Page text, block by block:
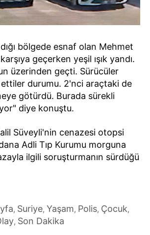
bölgede esnaf olan Mehmet
geçerken yeşil ışık yandı.
üzerinden geçti. Sürücüler
durumu. 2'nci araçtaki de
götürdü. Burada sürekli
diye konuştu.
Süveyli'nin cenazesi otopsi
Adli Tıp Kurumu morguna
ilgili soruşturmanın sürdüğü
, Suriye, Yaşam, Polis, Çocuk,
, Son Dakika